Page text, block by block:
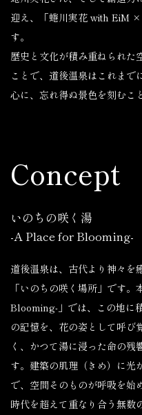
迎え、「蜷川実花 with EiM
す。
歴史と文化が積み重ねられた
ことで、道後温泉はこれまで
心に、忘れ得ぬ景色を刻むこ
Concept
いのちの咲く湯
-A Place for Blooming-
道後温泉は、古代より神々を
「いのちの咲く場所」です
Blooming-」では、この地に
の記憶を、花の姿として呼び
く、かつて湯に浸った命の
す。建築の肌理（きめ）に光
で、空間そのものが呼吸を始
時代を超えて重なり合う無数